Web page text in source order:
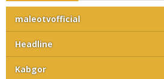
maleotvofficial
Headline
Kabgor